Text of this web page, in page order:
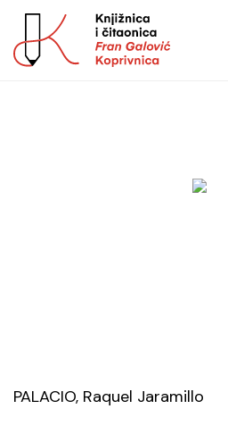
PALACIO, Raquel Jaramillo